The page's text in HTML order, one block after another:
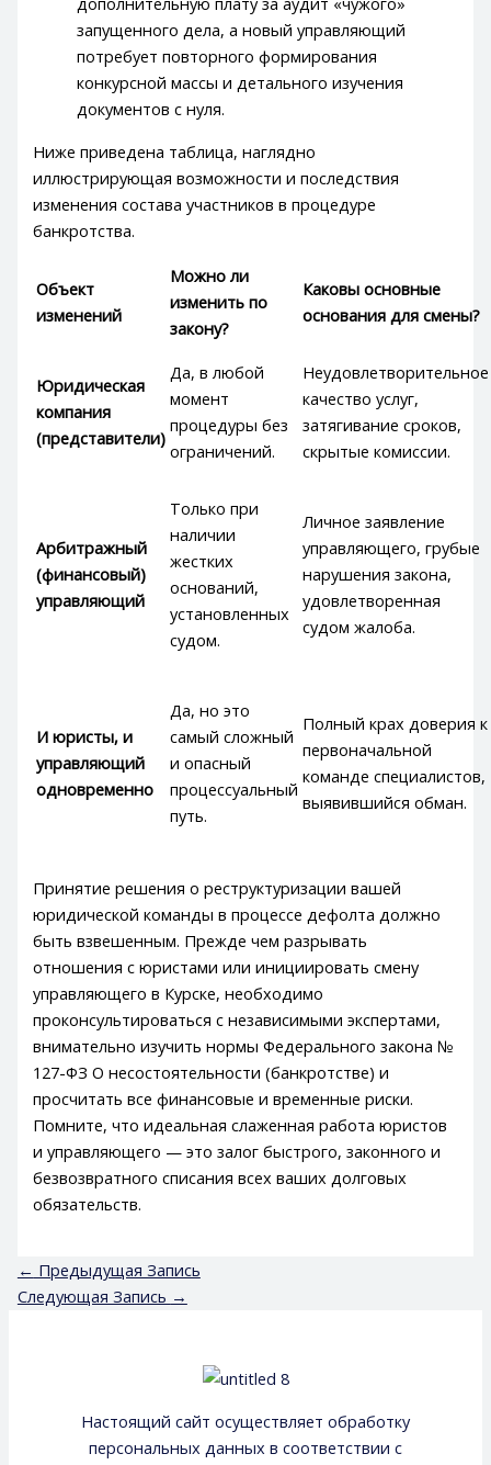
запущенного дела, а новый управляющий
потребует повторного формирования
конкурсной массы и детального изучения
документов с нуля.
Ниже приведена таблица, наглядно
иллюстрирующая возможности и последствия
изменения состава участников в процедуре
банкротства.
Объект
изменений
Можно ли
изменить по
закону?
Каковы основные
основания для смены?
Юридическая
компания
(представители)
Да, в любой
момент
процедуры без
ограничений.
Неудовлетворительное
качество услуг,
затягивание сроков,
скрытые комиссии.
Арбитражный
(финансовый)
управляющий
Только при
наличии
жестких
оснований,
установленных
судом.
Личное заявление
управляющего, грубые
нарушения закона,
удовлетворенная
судом жалоба.
И юристы, и
управляющий
одновременно
Да, но это
самый сложный
и опасный
процессуальный
путь.
Полный крах доверия к
первоначальной
команде специалистов,
выявившийся обман.
Принятие решения о реструктуризации вашей
юридической команды в процессе дефолта должно
быть взвешенным. Прежде чем разрывать
отношения с юристами или инициировать смену
управляющего в Курске, необходимо
проконсультироваться с независимыми экспертами,
внимательно изучить нормы Федерального закона №
127-ФЗ О несостоятельности (банкротстве) и
просчитать все финансовые и временные риски.
Помните, что идеальная слаженная работа юристов
и управляющего — это залог быстрого, законного и
безвозвратного списания всех ваших долговых
обязательств.
← Предыдущая Запись
Следующая Запись →
Настоящий сайт осуществляет обработку
персональных данных в соответствии с